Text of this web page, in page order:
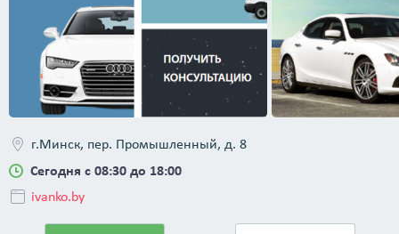
г.Минск, пер. Промышленный, д. 8
Сегодня с 08:30 до 18:00
ivanko.by